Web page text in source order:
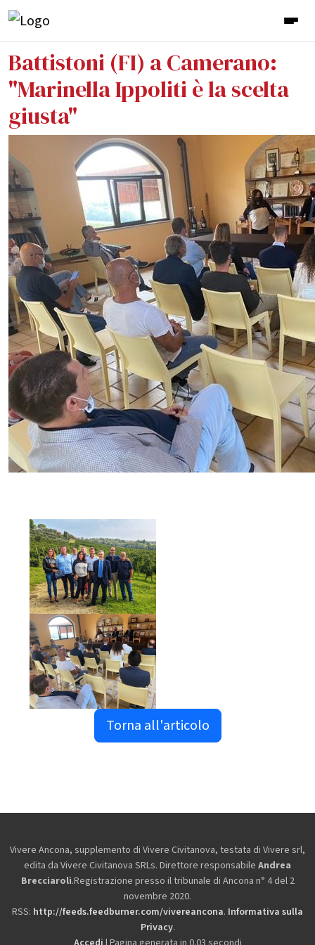
Battistoni (FI) a Camerano:
"Marinella Ippoliti è la scelta
giusta"
Torna all'articolo
Vivere Ancona, supplemento di Vivere Civitanova, testata di Vivere srl,
edita da Vivere Civitanova SRLs. Direttore responsabile Andrea
Brecciaroli.Registrazione presso il tribunale di Ancona n° 4 del 2
novembre 2020.
RSS: http://feeds.feedburner.com/vivereancona. Informativa sulla
Privacy.